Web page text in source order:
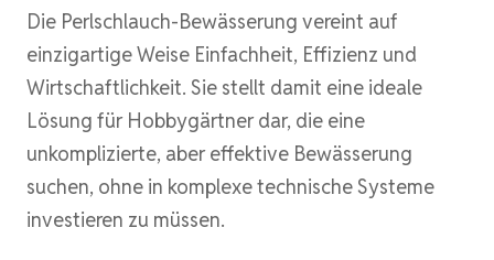
Die Perlschlauch-Bewässerung vereint auf
einzigartige Weise Einfachheit, Effizienz und
Wirtschaftlichkeit. Sie stellt damit eine ideale
Lösung für Hobbygärtner dar, die eine
unkomplizierte, aber effektive Bewässerung
suchen, ohne in komplexe technische Systeme
investieren zu müssen.